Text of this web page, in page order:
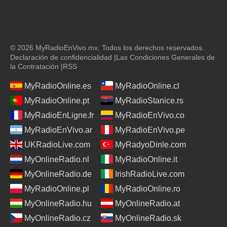
© 2026 MyRadioEnVivo.mx. Todos los derechos reservados.
Declaración de confidencialidad |Las Condiciones Generales de
la Contratación |RSS
MyRadioOnline.es
MyRadioOnline.cl
MyRadioOnline.pt
MyRadioStanice.rs
MyRadioEnLigne.fr
MyRadioEnVivo.co
MyRadioEnVivo.ar
MyRadioEnVivo.pe
UKRadioLive.com
MyRadyoDinle.com
MyOnlineRadio.nl
MyRadioOnline.it
MyOnlineRadio.de
IrishRadioLive.com
MyRadioOnline.pl
MyRadioOnline.ro
MyOnlineRadio.hu
MyOnlineRadio.at
MyOnlineRadio.cz
MyOnlineRadio.sk